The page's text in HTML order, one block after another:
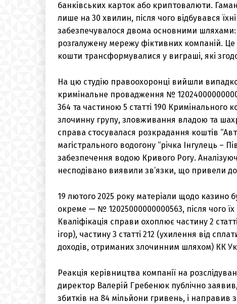
банківських карток або криптовалюти.
лише на 30 хвилин, після чого відбувався
забезпечувалося двома основними шляхами:
розгалужену мережу фіктивних компаній. Це
кошти трансформувалися у виграші, які
На цю студію правоохоронці вийшли
кримінальне провадження №
364 та частиною 5 статті 190 Кримінального
злочинну групу, зловживання владою та
справа стосувалася розкрадання коштів
магістрального водогону “річка Інгулець –
забезпечення водою Кривого Рогу.
несподівано виявили зв’язки, що привели
19 лютого 2025 року матеріали щодо казино
окреме — № 12025000000000563, після чого
Кваліфікація справи охоплює частину 2
ігор), частину 3 статті 212 (ухилення від
доходів, отриманих злочинним шляхом) КК
Реакція керівництва компанії на
директор Валерій Гребенюк публічно
збитків на 84 мільйони гривень, і направив